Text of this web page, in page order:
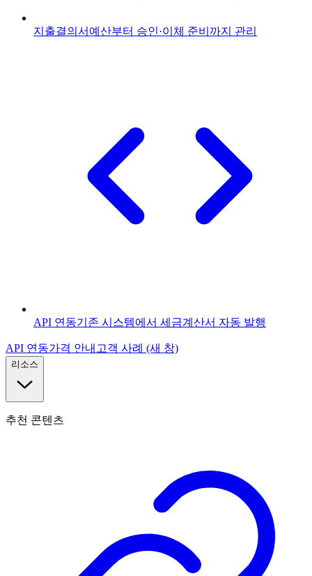
지출결의서 예산부터 승인·이체 준비까지 관리
API 연동기존 시스템에서 세금계산서 자동 발행
API 연동가격 안내 고객 사례 (새 창)
리소스
추천 콘텐츠